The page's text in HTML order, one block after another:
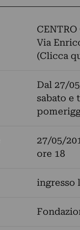
Via
(Clicca
Dal 27/
sabato e
27/05/
ore 18
ingresso